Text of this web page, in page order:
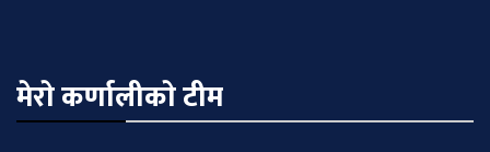
मेराे कर्णालीकाे टीम